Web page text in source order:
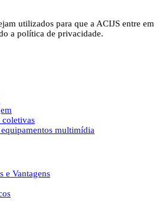
utilizados para que a ACIJS entre em
a política de privacidade.
coletivas
multimídia
e Vantagens